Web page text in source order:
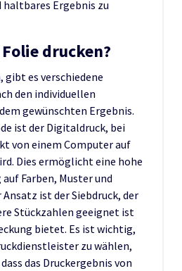
haltbares Ergebnis zu
drucken?
gibt es verschiedene
den individuellen
gewünschten Ergebnis.
ist der Digitaldruck, bei
von einem Computer auf
Dies ermöglicht eine hohe
Farben, Muster und
ist der Siebdruck, der
Stückzahlen geeignet ist
bietet. Es ist wichtig,
zu wählen,
das Druckergebnis von